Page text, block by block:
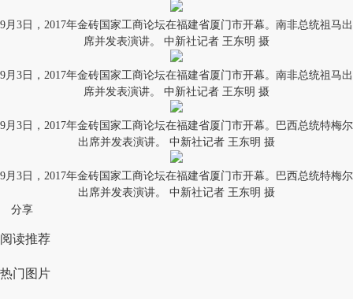
9月3日，2017年金砖国家工商论坛在福建省厦门市开幕。南非总统祖马出
席并发表演讲。 中新社记者 王东明 摄
9月3日，2017年金砖国家工商论坛在福建省厦门市开幕。南非总统祖马出
席并发表演讲。 中新社记者 王东明 摄
9月3日，2017年金砖国家工商论坛在福建省厦门市开幕。巴西总统特梅尔
出席并发表演讲。 中新社记者 王东明 摄
9月3日，2017年金砖国家工商论坛在福建省厦门市开幕。巴西总统特梅尔
出席并发表演讲。 中新社记者 王东明 摄
分享
阅读推荐
热门图片